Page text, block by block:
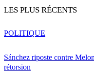
LES PLUS RÉCENTS
Sánchez riposte contre
rétorsion
POLITIQUE